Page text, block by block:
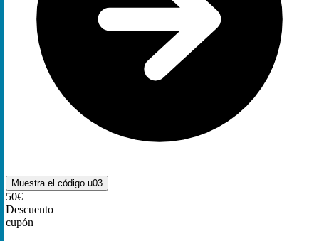
Muestra el código u03
50€
Descuento
cupón